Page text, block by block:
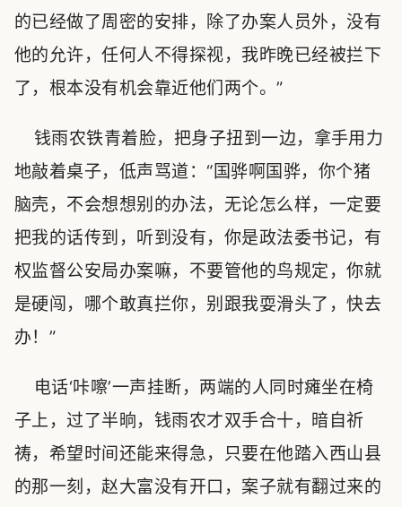
的已经做了周密的安排，除了办案人员外，没有
他的允许，任何人不得探视，我昨晚已经被拦下
了，根本没有机会靠近他们两个。”
钱雨农铁青着脸，把身子扭到一边，拿手用力
地敲着桌子，低声骂道：“国骅啊国骅，你个猪
脑壳，不会想想别的办法，无论怎么样，一定要
把我的话传到，听到没有，你是政法委书记，有
权监督公安局办案嘛，不要管他的鸟规定，你就
是硬闯，哪个敢真拦你，别跟我耍滑头了，快去
办！”
电话‘咔嚓’一声挂断，两端的人同时瘫坐在椅
子上，过了半晌，钱雨农才双手合十，暗自祈
祷，希望时间还能来得急，只要在他踏入西山县
的那一刻，赵大富没有开口，案子就有翻过来的